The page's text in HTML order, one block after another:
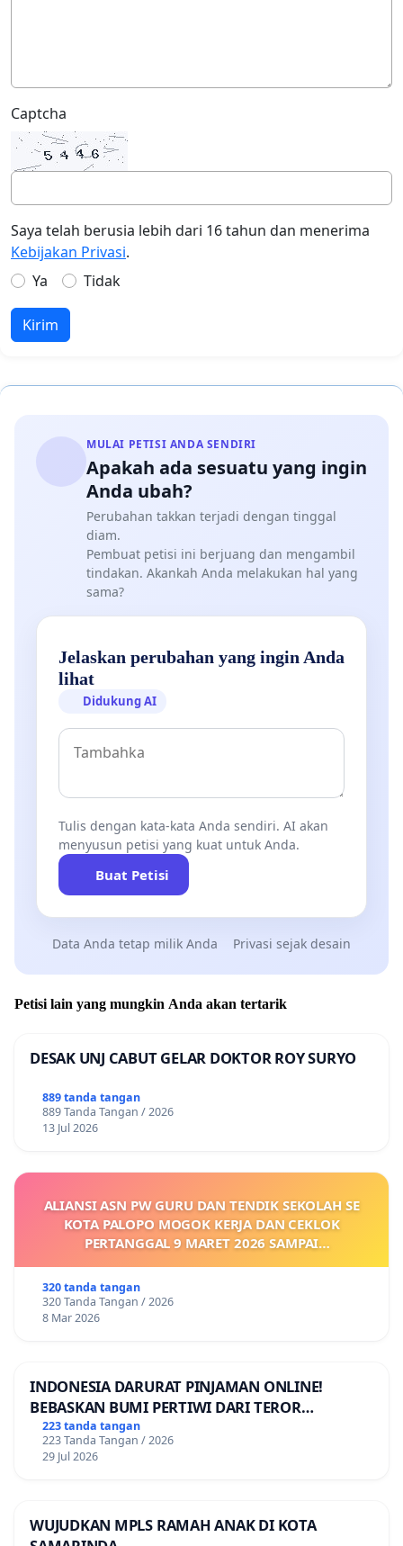
Captcha
Saya telah berusia lebih dari 16 tahun dan menerima
Kebijakan Privasi.
Ya
Tidak
Kirim
MULAI PETISI ANDA SENDIRI
Apakah ada sesuatu yang ingin
Anda ubah?
Perubahan takkan terjadi dengan tinggal
diam.
Pembuat petisi ini berjuang dan mengambil
tindakan. Akankah Anda melakukan hal yang
sama?
Jelaskan perubahan yang ingin Anda
lihat
Didukung AI
Tulis dengan kata-kata Anda sendiri. AI akan
menyusun petisi yang kuat untuk Anda.
Buat Petisi
Data Anda tetap milik Anda Privasi sejak desain
Petisi lain yang mungkin Anda akan tertarik
DESAK UNJ CABUT GELAR DOKTOR ROY SURYO
889 tanda tangan
889 Tanda Tangan / 2026
13 Jul 2026
ALIANSI ASN PW GURU DAN TENDIK SEKOLAH SE
KOTA PALOPO MOGOK KERJA DAN CEKLOK
PERTANGGAL 9 MARET 2026 SAMPAI
KEJELASAN SUMBER GAJI POKOK
320 tanda tangan
320 Tanda Tangan / 2026
8 Mar 2026
INDONESIA DARURAT PINJAMAN ONLINE!
BEBASKAN BUMI PERTIWI DARI TEROR
PINJAMAN ONLINE! TUTUP PINJOL!
223 tanda tangan
223 Tanda Tangan / 2026
29 Jul 2026
WUJUDKAN MPLS RAMAH ANAK DI KOTA